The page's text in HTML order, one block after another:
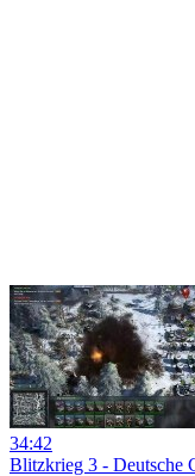
34:42
Blitzkrieg 3 - Deutsche